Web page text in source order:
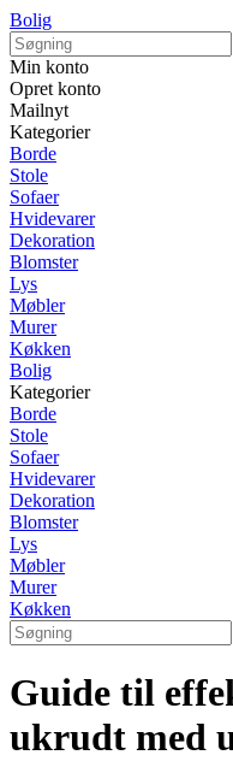
Bolig
Min konto
Opret konto
Mailnyt
Kategorier
Borde
Stole
Sofaer
Hvidevarer
Dekoration
Blomster
Lys
Møbler
Murer
Køkken
Bolig
Kategorier
Borde
Stole
Sofaer
Hvidevarer
Dekoration
Blomster
Lys
Møbler
Murer
Køkken
Guide til
ukrudt med